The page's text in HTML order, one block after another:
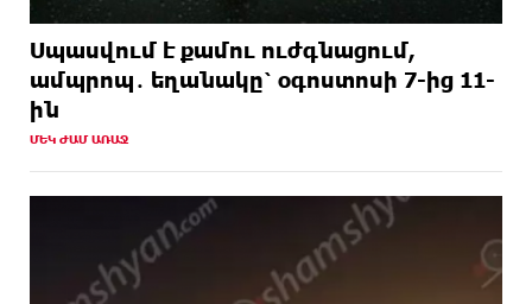
Սպասվում է քամու ուժգնացում,
ամպրոպ․ եղանակը՝ օգոստոսի 7-ից 11-
ին
ՄԵԿ ԺԱՄ ԱՌԱՋ